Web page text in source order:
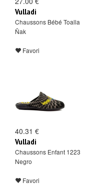
Vulladi
Chaussons Bébé Toalla
Ñak
Favori
40.31 €
Vulladi
Chaussons Enfant 1223
Negro
Favori